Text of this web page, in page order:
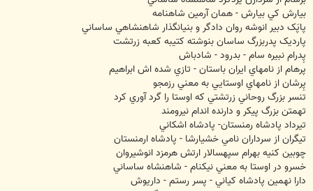
بيارش کي بيارش - همان آرمين شاهنامه
پاپَک دبير انوشه روان دادگر و بنيانگذار شاهنشاهي ساساني
پارديک پدربزرگ ساسان بنوشته کتيبه کعبه زرتشت
پِدرام نبيره سام - بدرود - شادباش
پرهام از نامهاي ايران باستان - تازي شده اش ابراهيم
پِرشان از نامهاي اوستايي به معني رزمجو
تنسر بزرگ روحاني زرتشتي که اوستا را گرد آوري کرد
تهمتن بزرگ پيکر و دارنده اندام نيرومند
تيرداد پادشاه رمنستان- پادشاه اشکاني
تيگران از سرداران نامي خشيارشا - پادشاه ارمنستان
چوبين کنيه بهرام سپهسالار ارتش هرمزد انوشيروان
خسرو در اوستا به معني نيکنام - شاهنشاه ساساني
دارا نهمين پادشاه کياني - پسر رستم - داريوش